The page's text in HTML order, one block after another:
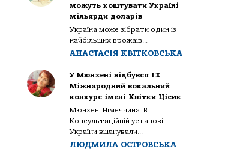
можуть коштувати Україні
мільярди доларів
Україна може зібрати один із
найбільших врожаїв...
АНАСТАСІЯ КВІТКОВСЬКА
У Мюнхені відбувся IX
Міжнародний вокальний
конкурс імені Квітки Цісик
Мюнхен. Німеччина. В
Консультаційній установі
України вшанували...
ЛЮДМИЛА ОСТРОВСЬКА